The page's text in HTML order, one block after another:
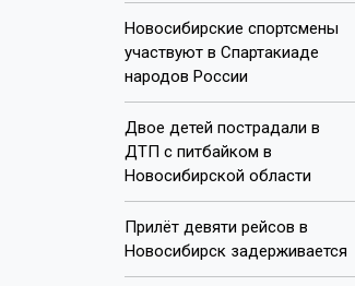
Новосибирские спортсмены
участвуют в Спартакиаде
народов России
Двое детей пострадали в
ДТП с питбайком в
Новосибирской области
Прилёт девяти рейсов в
Новосибирск задерживается